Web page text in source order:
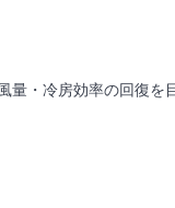
・冷房効率の回復を